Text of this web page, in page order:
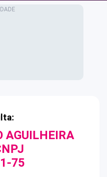
AGUILHEIRA
75